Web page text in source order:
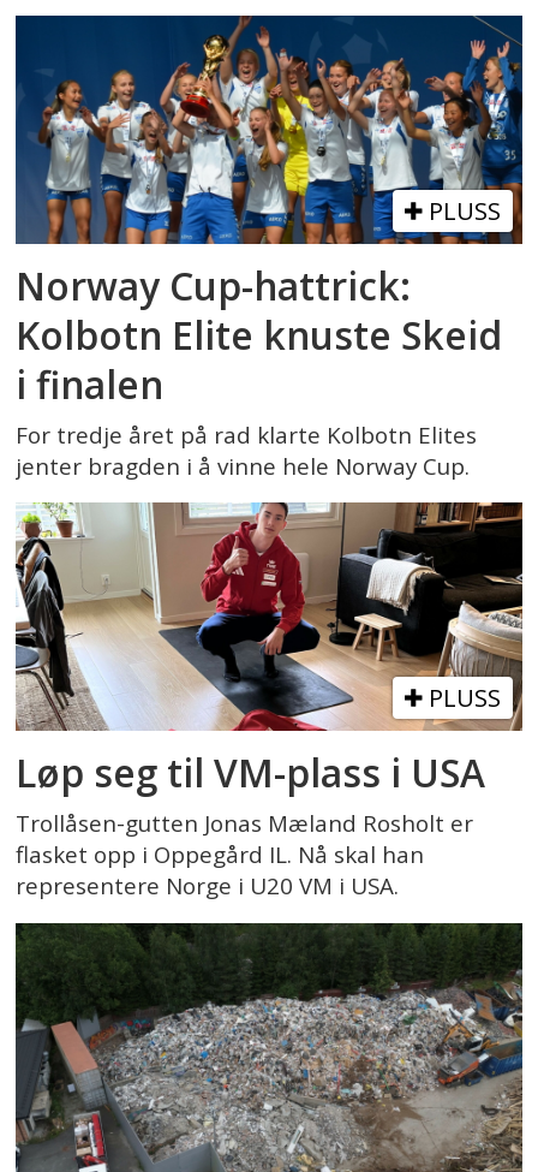
PLUSS
Norway Cup-hattrick:
Kolbotn Elite knuste Skeid
i finalen
For tredje året på rad klarte Kolbotn Elites
jenter bragden i å vinne hele Norway Cup.
PLUSS
Løp seg til VM-plass i USA
Trollåsen-gutten Jonas Mæland Rosholt er
flasket opp i Oppegård IL. Nå skal han
representere Norge i U20 VM i USA.